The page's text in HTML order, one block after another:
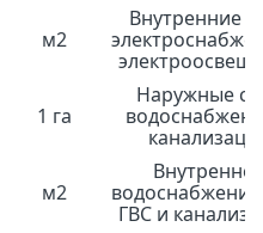
м2
Внутренние
1 га
Наружные
м2
ГВС и